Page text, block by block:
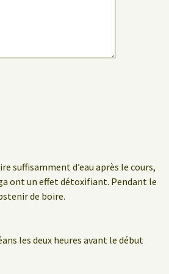
suffisamment d’eau après le cours,
ont un effet détoxifiant. Pendant le
de boire.
les deux heures avant le début